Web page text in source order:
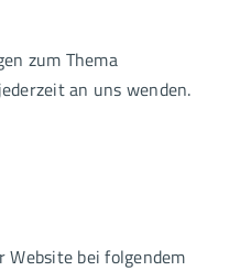
zum Thema
an uns wenden.
bei folgendem